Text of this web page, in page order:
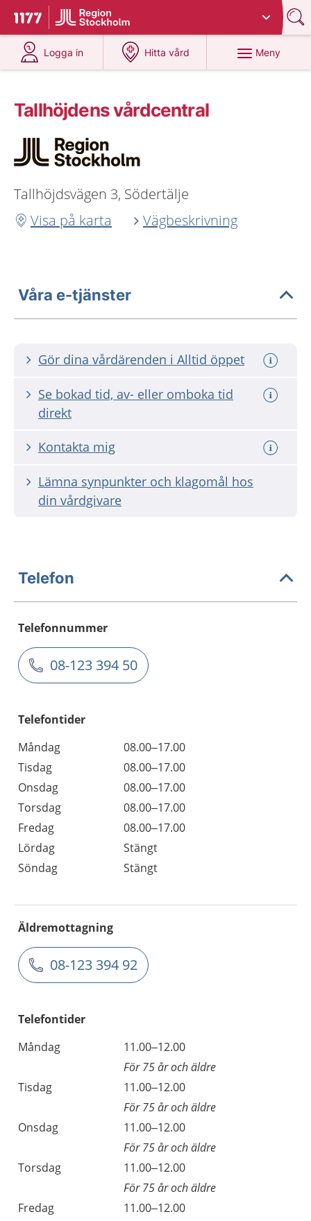
Till startsidan för 1177
Du har valt region
Logga in
på 1177.se
Hitta vård
på 1177.se
Meny
Tallhöjdens vårdcentral
Tallhöjdsvägen 3, Södertälje
Visa på karta
Vägbeskrivning
Våra e-tjänster
Gör dina vårdärenden i Alltid öppet
Se bokad tid, av- eller omboka tid
direkt
Kontakta mig
Lämna synpunkter och klagomål hos
din vårdgivare
Telefon
Telefonnummer
08-123 394 50
Telefontider
Måndag
08.00–17.00
Tisdag
08.00–17.00
Onsdag
08.00–17.00
Torsdag
08.00–17.00
Fredag
08.00–17.00
Lördag
Stängt
Söndag
Stängt
Äldremottagning
08-123 394 92
Telefontider
Måndag
11.00–12.00
För 75 år och äldre
Tisdag
11.00–12.00
För 75 år och äldre
Onsdag
11.00–12.00
För 75 år och äldre
Torsdag
11.00–12.00
För 75 år och äldre
Fredag
11.00–12.00